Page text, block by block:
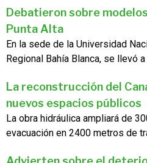
Debatieron sobre
Punta Alta
En la sede de la Universidad
Regional Bahía Blanca, se llevó
La reconstrucción del
nuevos espacios públicos
La obra hidráulica ampliará de
evacuación en 2400 metros de